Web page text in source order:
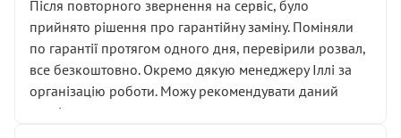
Після повторного звернення на сервіс, було
прийнято рішення про гарантійну заміну. Поміняли
по гарантії протягом одного дня, перевірили розвал,
все безкоштовно. Окремо дякую менеджеру Іллі за
організацію роботи. Можу рекомендувати даний
сервіс.